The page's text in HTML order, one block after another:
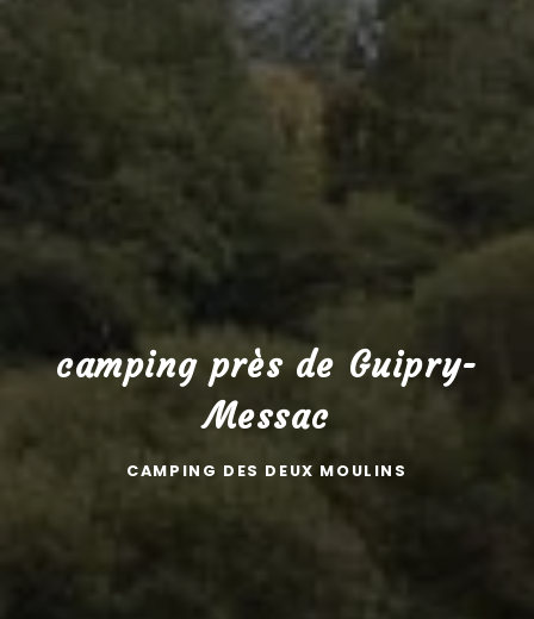
camping près de Guipry-
Messac
CAMPING DES DEUX MOULINS